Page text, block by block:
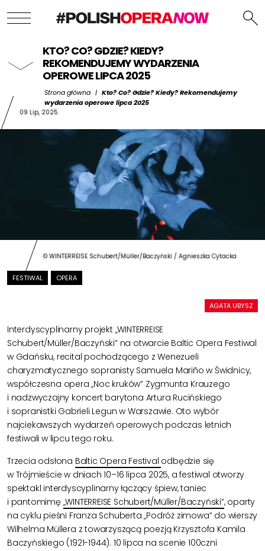
KTO? CO? GDZIE? KIEDY?
REKOMENDUJEMY WYDARZENIA
OPEROWE LIPCA 2025
Strona główna | Kto? Co? Gdzie? Kiedy? Rekomendujemy
wydarzenia operowe lipca 2025
09 Lip, 2025
© WINTERREISE Schubert/Müller/Baczyński / Agnieszka Cytacka
FESTIWAL OPERA
AGATA UBYSZ
Interdyscyplinarny projekt „WINTERREISE
Schubert/Müller/Baczyński” na otwarcie Baltic Opera Festiwal
w Gdańsku, recital pochodzącego z Wenezueli
charyzmatycznego sopranisty Samuela Mariño w Świdnicy,
współczesna opera „Noc kruków” Zygmunta Krauzego
i nadzwyczajny koncert barytona Artura Rucińskiego
i sopranistki Gabrieli Legun w Warszawie. Oto wybór
najciekawszych wydarzeń operowych podczas letnich
festiwali w lipcu tego roku.
Trzecia odsłona Baltic Opera Festival odbędzie się
w Trójmieście w dniach 10–16 lipca 2025, a festiwal otworzy
spektakl interdyscyplinarny łączący śpiew, taniec
i pantomimę „WINTERREISE Schubert/Müller/Baczyński”, oparty
na cyklu pieśni Franza Schuberta „Podróż zimowa” do wierszy
Wilhelma Müllera z towarzyszącą poezją Krzysztofa Kamila
Baczyńskiego (1921-1944). 10 lipca na scenie 100czni